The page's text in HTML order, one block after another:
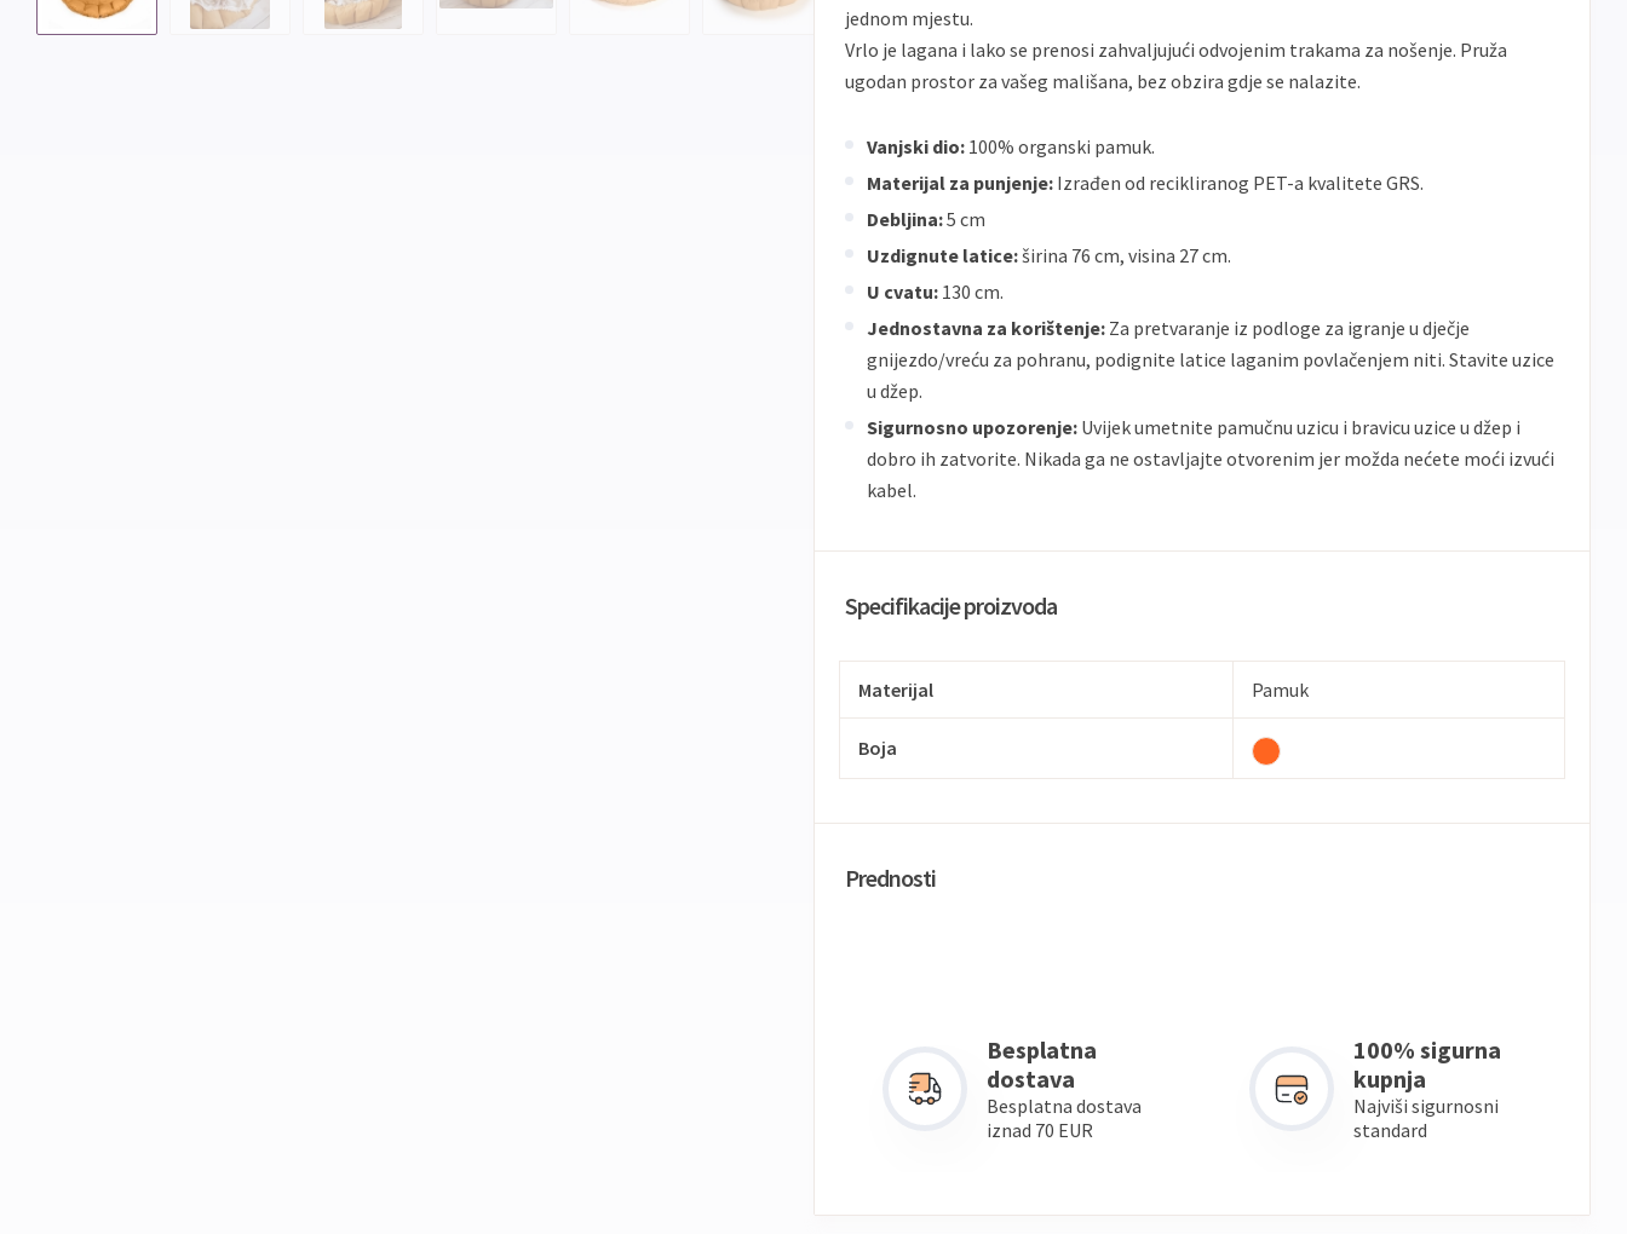
jednom mjestu.
Vrlo je lagana i lako se prenosi zahvaljujući odvojenim trakama za nošenje. Pruža
ugodan prostor za vašeg mališana, bez obzira gdje se nalazite.
Vanjski dio: 100% organski pamuk.
Materijal za punjenje: Izrađen od recikliranog PET-a kvalitete GRS.
Debljina:5 cm
Uzdignute latice:širina 76 cm, visina 27 cm.
U cvatu: 130 cm.
Jednostavna za korištenje: Za pretvaranje iz podloge za igranje u dječje
gnijezdo/vreću za pohranu, podignite latice laganim povlačenjem niti. Stavite uzice
u džep.
Sigurnosno upozorenje: Uvijek umetnite pamučnu uzicu i bravicu uzice u džep i
dobro ih zatvorite. Nikada ga ne ostavljajte otvorenim jer možda nećete moći izvući
kabel.
Specifikacije proizvoda
Materijal Pamuk
Boja
Prednosti
Besplatna
dostava
Besplatna dostava
iznad 70 EUR
100% sigurna
kupnja
Najviši sigurnosni
standard